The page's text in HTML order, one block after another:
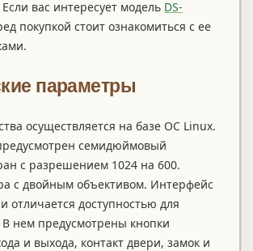
вас интересует модель DS-
покупкой стоит ознакомиться с ее
параметры
осуществляется на базе ОС Linux.
семидюймовый
с разрешением 1024 на 600.
с двойным объективом. Интерфейс
отличается доступностью для
В нем предусмотрены кнопки
и выхода, контакт двери, замок и